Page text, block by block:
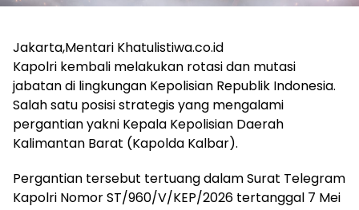
Jakarta,Mentari Khatulistiwa.co.id
Kapolri kembali melakukan rotasi dan mutasi
jabatan di lingkungan Kepolisian Republik Indonesia.
Salah satu posisi strategis yang mengalami
pergantian yakni Kepala Kepolisian Daerah
Kalimantan Barat (Kapolda Kalbar).
Pergantian tersebut tertuang dalam Surat Telegram
Kapolri Nomor ST/960/V/KEP/2026 tertanggal 7 Mei